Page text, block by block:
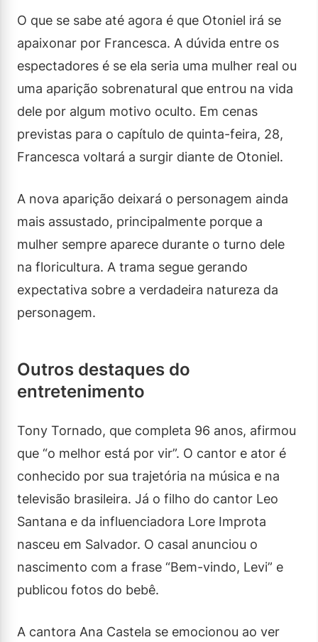
O que se sabe até agora é que Otoniel irá se
apaixonar por Francesca. A dúvida entre os
espectadores é se ela seria uma mulher real ou
uma aparição sobrenatural que entrou na vida
dele por algum motivo oculto. Em cenas
previstas para o capítulo de quinta-feira, 28,
Francesca voltará a surgir diante de Otoniel.
A nova aparição deixará o personagem ainda
mais assustado, principalmente porque a
mulher sempre aparece durante o turno dele
na floricultura. A trama segue gerando
expectativa sobre a verdadeira natureza da
personagem.
Outros destaques do
entretenimento
Tony Tornado, que completa 96 anos, afirmou
que “o melhor está por vir”. O cantor e ator é
conhecido por sua trajetória na música e na
televisão brasileira. Já o filho do cantor Leo
Santana e da influenciadora Lore Improta
nasceu em Salvador. O casal anunciou o
nascimento com a frase “Bem-vindo, Levi” e
publicou fotos do bebê.
A cantora Ana Castela se emocionou ao ver